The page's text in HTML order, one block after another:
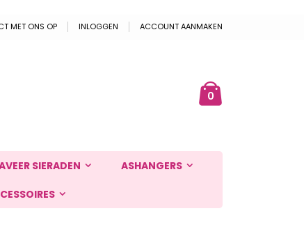
MET ONS OP INLOGGEN ACCOUNT AANMAKEN
0producten
SIERADEN ASHANGERS